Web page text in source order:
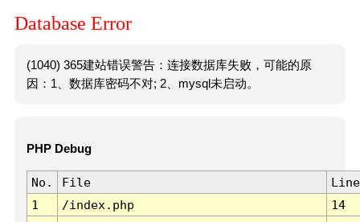
Database Error
(1040) 365建站错误警告：连接数据库失败，可能的原
因：1、数据库密码不对; 2、mysql未启动。
PHP Debug
No. File
Line
1
/index.php 14